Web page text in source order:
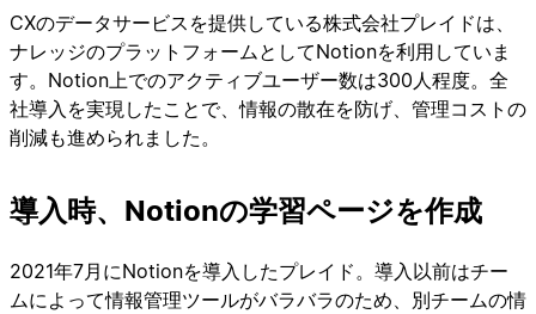
CXのデータサービスを提供している株式会社プレイドは、
ナレッジのプラットフォームとしてNotionを利用していま
す。Notion上でのアクティブユーザー数は300人程度。全
社導入を実現したことで、情報の散在を防げ、管理コストの
削減も進められました。
導入時、Notionの学習ページを作成
2021年7月にNotionを導入したプレイド。導入以前はチー
ムによって情報管理ツールがバラバラのため、別チームの情